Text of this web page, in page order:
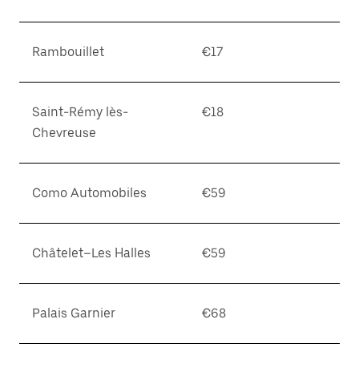
Rambouillet €17
Saint-Rémy lès-
Chevreuse
€18
Como Automobiles €59
Châtelet–Les Halles €59
Palais Garnier €68